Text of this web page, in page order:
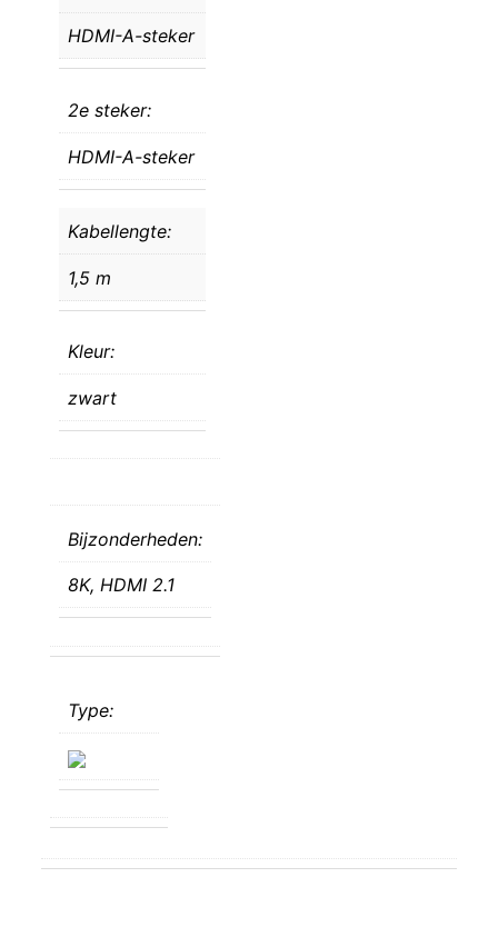
HDMI-A-steker
2e steker:
HDMI-A-steker
Kabellengte:
1,5 m
Kleur:
zwart
Bijzonderheden:
8K, HDMI 2.1
Type: